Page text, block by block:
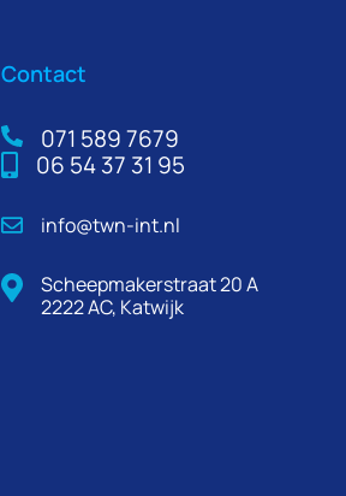
Contact
071 589 7679
06 54 37 31 95
info@twn-int.nl
Scheepmakerstraat 20 A
2222 AC, Katwijk